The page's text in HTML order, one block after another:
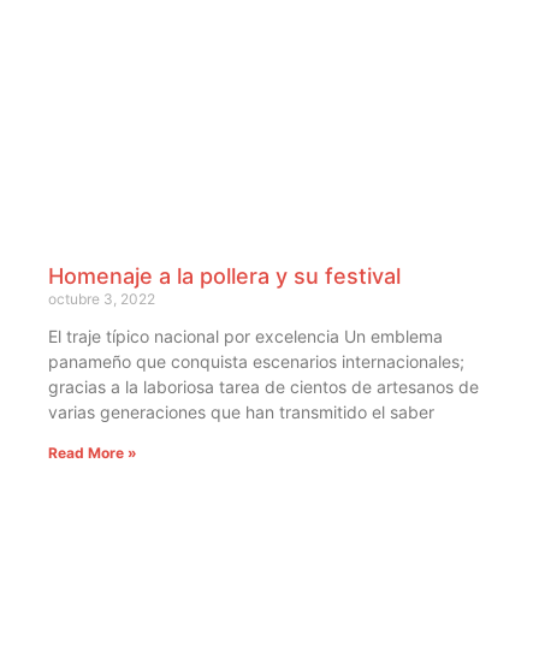
Homenaje a la pollera y su festival
octubre 3, 2022
El traje típico nacional por excelencia Un emblema
panameño que conquista escenarios internacionales;
gracias a la laboriosa tarea de cientos de artesanos de
varias generaciones que han transmitido el saber
Read More »